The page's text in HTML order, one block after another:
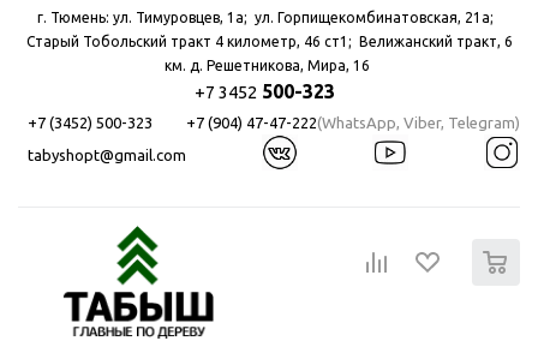
г. Тюмень: ул. Тимуровцев, 1а; ул. Горпищекомбинатовская, 21а; ​
Старый Тобольский тракт 4 километр, 46 ст1; Велижанский тракт, 6
км. д. Решетникова, Мира, 16
+7 3452 500-323
+7 (3452) 500-323 +7 (904) 47-47-222(WhatsApp, Viber, Telegram)
tabyshopt@gmail.com